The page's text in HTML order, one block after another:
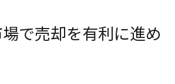
で売却を有利に進め